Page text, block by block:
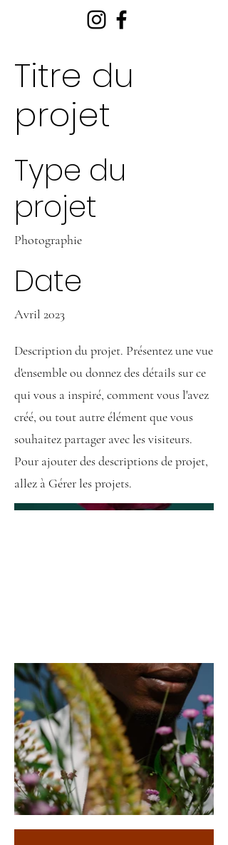
Titre du
projet
Type du
projet
Photographie
Date
Avril 2023
Description du projet. Présentez une vue
d'ensemble ou donnez des détails sur ce
qui vous a inspiré, comment vous l'avez
créé, ou tout autre élément que vous
souhaitez partager avec les visiteurs.
Pour ajouter des descriptions de projet,
allez à Gérer les projets.